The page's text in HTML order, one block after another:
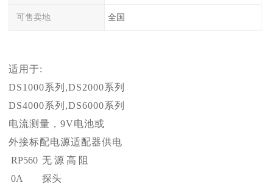
可售卖地 全国
适用于:
DS1000系列,DS2000系列
DS4000系列,DS6000系列
电流测量，9V电池或
外接标配电源适配器供电
RP560
0A
无源高阻
探头